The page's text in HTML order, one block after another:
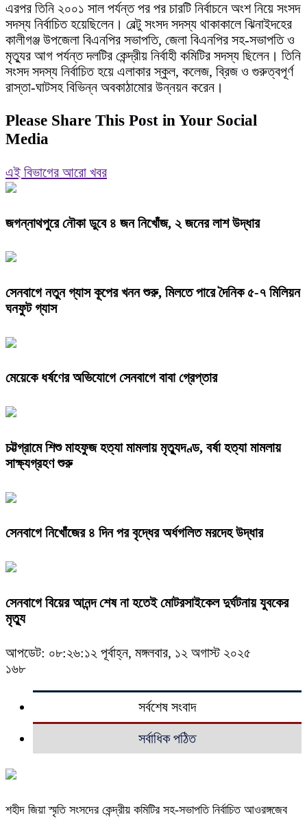
এরপর তিনি ২০০১ সাল পর্যন্ত পর পর চারটি নির্বাচনে অংশ নিয়ে সংসদ
সদস্য নির্বাচিত হয়েছিলেন। বেল্টু সংসদ সদস্য থাকাকালে ঝিনাইদহের
কালীগঞ্জ উপজেলা বিএনপির সভাপতি, জেলা বিএনপির সহ-সভাপতি ও
মৃত্যুর আগ পর্যন্ত দলটির কেন্দ্রীয় নির্বাহী কমিটির সদস্য ছিলেন। তিনি
সংসদ সদস্য নির্বাচিত হয়ে এলাকার স্কুল, কলেজ, ব্রিজ ও গুরুত্বপূর্ণ
রাস্তা-ঘাটসহ বিভিন্ন অবকাঠামোর উন্নয়ন করেন।
Please Share This Post in Your Social
Media
এই বিভাগের আরো খবর
জগন্নাথপুরে নৌকা ডুবে ৪ জন নিখোঁজ, ২ জনের লাশ উদ্ধার
সেনবাগে নতুন গ্যাস কূপের খনন শুরু, মিলতে পারে দৈনিক ৫-৭ মিলিয়ন
ঘনফুট গ্যাস
মেয়েকে ধর্ষণের অভিযোগে সেনবাগে বাবা গ্রেপ্তার
চট্টগ্রামে শিশু মাহফুজ হত্যা মামলায় মৃত্যুদণ্ড, বর্ষা হত্যা মামলায়
সাক্ষ্যগ্রহণ শুরু
সেনবাগে নিখোঁজের ৪ দিন পর বৃদ্ধের অর্ধগলিত মরদেহ উদ্ধার
সেনবাগে বিয়ের আনন্দ শেষ না হতেই মোটরসাইকেল দুর্ঘটনায় যুবকের
মৃত্যু
আপডেট: ০৮:২৬:১২ পূর্বাহ্ন, মঙ্গলবার, ১২ অগাস্ট ২০২৫
১৬৮
সর্বশেষ সংবাদ
সর্বাধিক পঠিত
শহীদ জিয়া স্মৃতি সংসদের কেন্দ্রীয় কমিটির সহ-সভাপতি নির্বাচিত আওরঙ্গজেব